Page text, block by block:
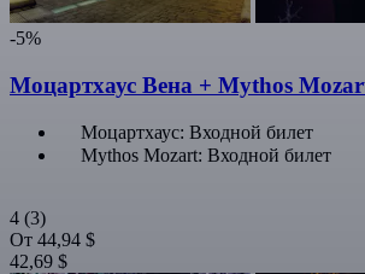
-5%
Моцартхаус Вена + Mythos
Моцартхаус: Входной билет
Mythos Mozart: Входной билет
4 (3)
От 44,94 $
42,69 $